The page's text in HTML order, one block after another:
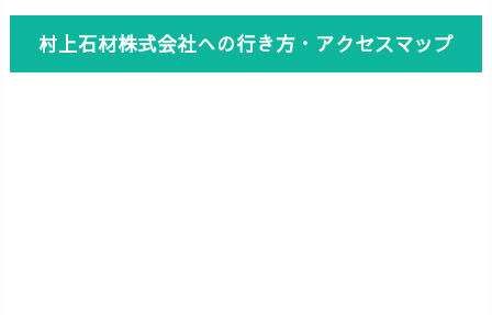
村上石材株式会社への行き方・アクセスマップ